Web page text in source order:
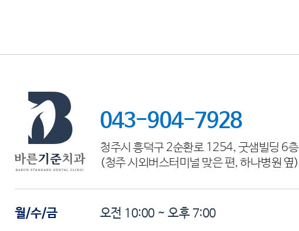
043-904-7928
청주시 흥덕구 2순환로 1254, 굿샘빌딩 6층
(청주 시외버스터미널 맞은 편, 하나병원 옆)
월/수/금 오전 10:00 ~ 오후 7:00